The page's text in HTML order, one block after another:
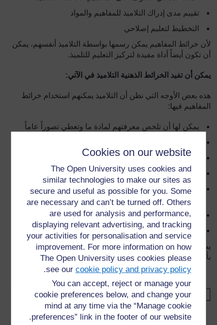
Cookies on our website
The Open University uses cookies and
similar technologies to make our sites as
secure and useful as possible for you. Some
are necessary and can’t be turned off. Others
are used for analysis and performance,
displaying relevant advertising, and tracking
your activities for personalisation and service
improvement. For more information on how
The Open University uses cookies please
see our cookie policy and privacy policy
.
You can accept, reject or manage your
cookie preferences below, and change your
mind at any time via the “Manage cookie
preferences” link in the footer of our website.
تقييم مدى إدراك التلاميذ للمفاهيم والمواد
التخطيط لتعليم إصلاحي
لأن خرائط المفاهيم يمكن رسمها بواسطة التلاميذ أنفسهم، يمكن
أن تكون أيضاً أداة مفيدة لتركيز التعليم للتلميذ.
يمكن أن تفيد الخرائط الذهنية التلاميذ في الآتي:
هذه بعض الأوجه التي نظن أن التلاميذ يمكنهم استخدام خرائط
المفاهيم فيها:
يمكن لها أن تلخص معرفتهم لمادة ما وتعطي تصوراً عاماً
تساعد في تنظيم وتحديد كم من المادة قد تم فهمه
توضح أي مفاهيم خاطئة عن المادة
تساعد في إيجاد علاقة بين الأفكار الجديدة والمادة التي قد تم
تعلمها من قبل
يمكن أن توضح المعرفة التي سبق تحصيلها في المادة
تقلل من الشكوك بحيث أن التلميذ يعرف ما يدرس وما يترك
يمكن الحصول على كل هذالأن التلاميذ يقومون بذلك
بأنفسهم.مثال لخريطة ذهنية لصفحة شبكة المعلومات1